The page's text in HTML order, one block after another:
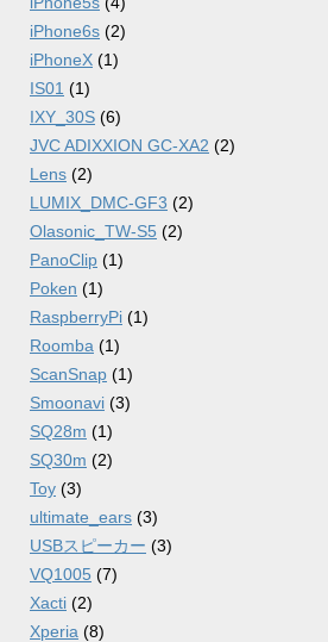
iPhone6s (2)
iPhoneX (1)
IS01 (1)
IXY_30S (6)
JVC ADIXXION GC-XA2 (2)
Lens (2)
LUMIX_DMC-GF3 (2)
Olasonic_TW-S5 (2)
PanoClip (1)
Poken (1)
RaspberryPi (1)
Roomba (1)
ScanSnap (1)
Smoonavi (3)
SQ28m (1)
SQ30m (2)
Toy (3)
ultimate_ears (3)
USBスピーカー (3)
VQ1005 (7)
Xacti (2)
Xperia (8)